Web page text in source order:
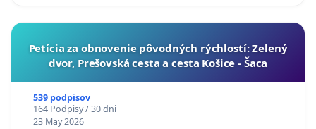
​Petícia za obnovenie pôvodných rýchlostí: Zelený
dvor, Prešovská cesta a cesta Košice - Šaca
539 podpisov
164 Podpisy / 30 dni
23 May 2026